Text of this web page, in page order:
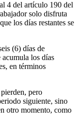
4 del artículo 190 del
solo disfruta
los días restantes se
(6) días de
acumula los días
en términos
pero
siguiente, sino
otro momento, como